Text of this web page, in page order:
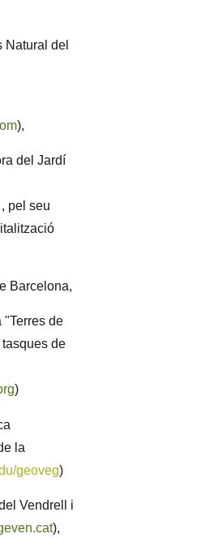
Natural del
),
del Jardí
pel seu
Barcelona,
"Terres de
de
)
la
geoveg)
Vendrell i
),